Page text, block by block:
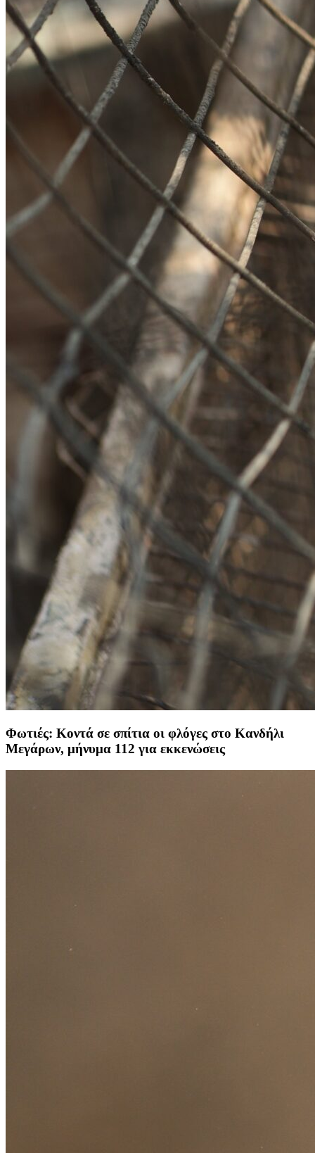
Φωτιές: Κοντά σε σπίτια οι φλόγες στο Κανδήλι
Μεγάρων, μήνυμα 112 για εκκενώσεις